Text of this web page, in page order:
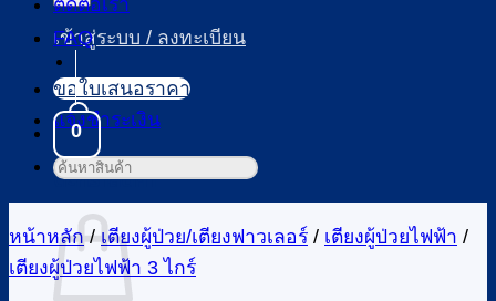
เข้าสู่ระบบ / ลงทะเบียน
0
ตะกร้าสินค้า
FAQ
ขอใบเสนอราคา
แจ้งชำระเงิน
ค้นหา:
หน้าหลัก / เตียงผู้ป่วย/เตียงฟาวเลอร์ / เตียงผู้ป่วยไฟฟ้า /
เตียงผู้ป่วยไฟฟ้า 3 ไกร์